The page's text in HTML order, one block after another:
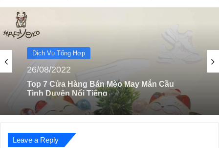
Dịch Vụ Tổng Hợp
15/01/2024
Top 10 Shop Bán Giày Sneaker Đẹp, Chất Ở
TpHCM
Leave a Reply